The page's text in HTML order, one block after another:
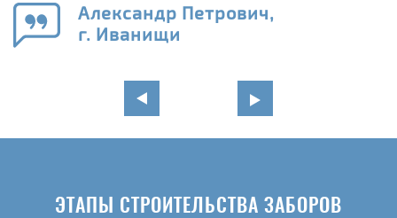
Александр Петрович,
г. Иванищи
ЭТАПЫ СТРОИТЕЛЬСТВА ЗАБОРОВ